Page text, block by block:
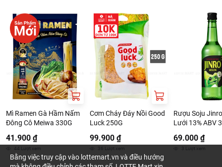
Mì Ramen Gà Hầm Nấm
Đông Cô Meiwa 330G
41.900 ₫
44 Lượt xem
Cơm Cháy Đáy Nồi Good
Luck 250G
99.900 ₫
36 Lượt xem
Rượu Soju
Lưới 13% ABV
69.000 ₫
3 Lượt xem
Bằng việc truy cập vào lottemart.vn và điều hướng